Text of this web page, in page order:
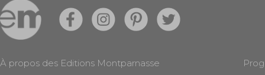
À propos des Editions Montparnasse